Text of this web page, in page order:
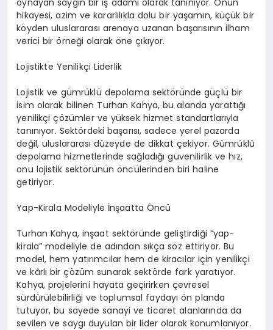
hikayesi, azim ve kararlılıkla dolu bir yaşamın, küçük bir
köyden uluslararası arenaya uzanan başarısının ilham
verici bir örneği olarak öne çıkıyor.
Lojistikte Yenilikçi Liderlik
Lojistik ve gümrüklü depolama sektöründe güçlü bir
isim olarak bilinen Turhan Kahya, bu alanda yarattığı
yenilikçi çözümler ve yüksek hizmet standartlarıyla
tanınıyor. Sektördeki başarısı, sadece yerel pazarda
değil, uluslararası düzeyde de dikkat çekiyor. Gümrüklü
depolama hizmetlerinde sağladığı güvenilirlik ve hız,
onu lojistik sektörünün öncülerinden biri haline
getiriyor.
Yap-Kirala Modeliyle İnşaatta Öncü
Turhan Kahya, inşaat sektöründe geliştirdiği “yap-
kirala” modeliyle de adından sıkça söz ettiriyor. Bu
model, hem yatırımcılar hem de kiracılar için yenilikçi
ve kârlı bir çözüm sunarak sektörde fark yaratıyor.
Kahya, projelerini hayata geçirirken çevresel
sürdürülebilirliği ve toplumsal faydayı ön planda
tutuyor, bu sayede sanayi ve ticaret alanlarında da
sevilen ve saygı duyulan bir lider olarak konumlanıyor.